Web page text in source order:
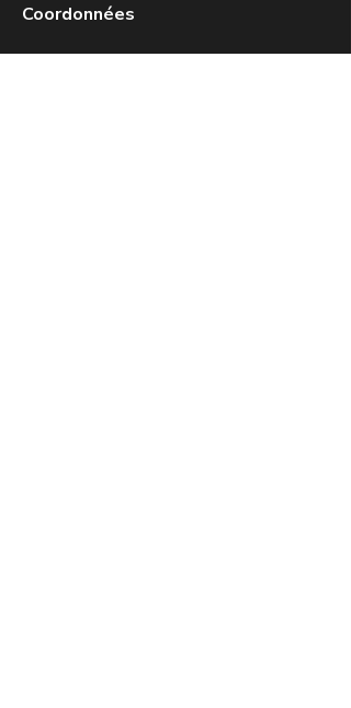
Coordonnées